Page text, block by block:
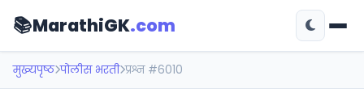
📚MarathiGK.com
मुख्यपृष्ठ पोलीस भरती प्रश्न #6010